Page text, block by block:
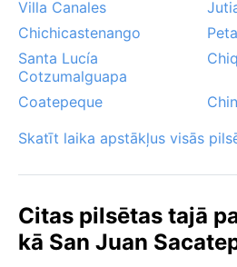
Villa Canales
Chichicastenango
Santa Lucía
Cotzumalguapa
Coatepeque
Skatīt laika apstākļus visās
Citas pilsētas tajā
kā San Juan